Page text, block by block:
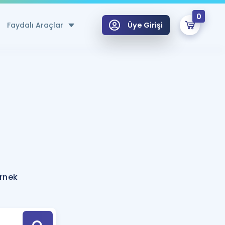
Faydalı Araçlar
Hesaplama Aracı
için Öneriler
Tek Takvimde
Üye Girişi
0